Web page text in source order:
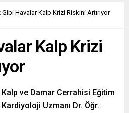
Gibi Havalar Kalp Krizi Riskini Artırıyor
Kalp Krizi
ve Damar Cerrahisi Eğitim
Uzmanı Dr. Öğr.